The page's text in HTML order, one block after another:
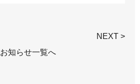
NEXT >
お知らせ一覧へ